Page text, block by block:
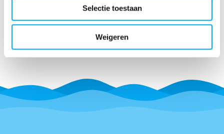
Selectie toestaan
Weigeren
beantwoorden en je geheel vrijblijvend te adviseren.
Houd jij ervan om al varend het water op te gaan? In onze
fantastische dag op het water.